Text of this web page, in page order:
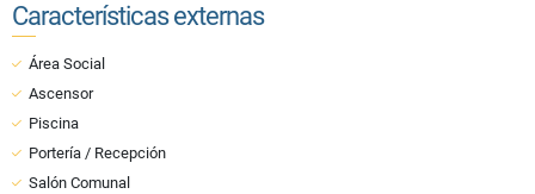
Características externas
Área Social
Ascensor
Piscina
Portería / Recepción
Salón Comunal